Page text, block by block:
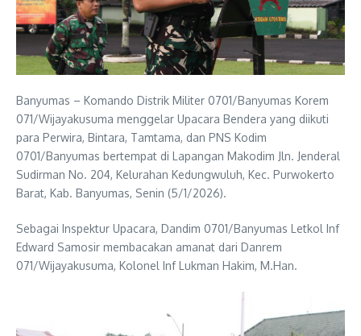
Banyumas – Komando Distrik Militer 0701/Banyumas Korem
071/Wijayakusuma menggelar Upacara Bendera yang diikuti
para Perwira, Bintara, Tamtama, dan PNS Kodim
0701/Banyumas bertempat di Lapangan Makodim Jln. Jenderal
Sudirman No. 204, Kelurahan Kedungwuluh, Kec. Purwokerto
Barat, Kab. Banyumas, Senin (5/1/2026).
Sebagai Inspektur Upacara, Dandim 0701/Banyumas Letkol Inf
Edward Samosir membacakan amanat dari Danrem
071/Wijayakusuma, Kolonel Inf Lukman Hakim, M.Han.